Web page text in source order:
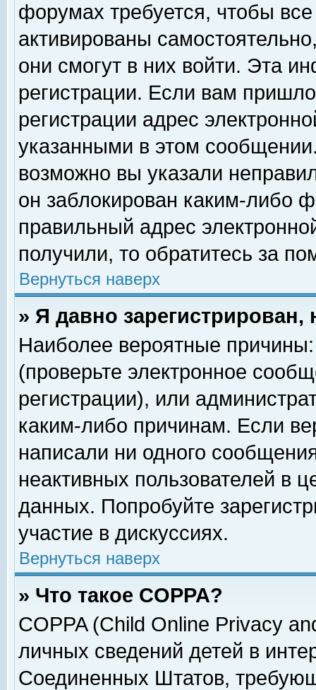
форумах требуется, чтобы
активированы
они смогут в них войти. Эта
регистрации. Если вам
регистрации адрес
указанными в этом
возможно вы указали
он заблокирован каким-либо
правильный адрес
получили, то обратитесь за
Вернуться наверх
» Я давно
Наиболее вероятные
(проверьте электронное
регистрации), или
каким-либо причинам. Если
написали ни одного
неактивных пользователей в
данных. Попробуйте
участие в дискуссиях.
Вернуться наверх
» Что такое COPPA?
COPPA (Child Online Privacy
личных сведений детей в
Соединенных Штатов,